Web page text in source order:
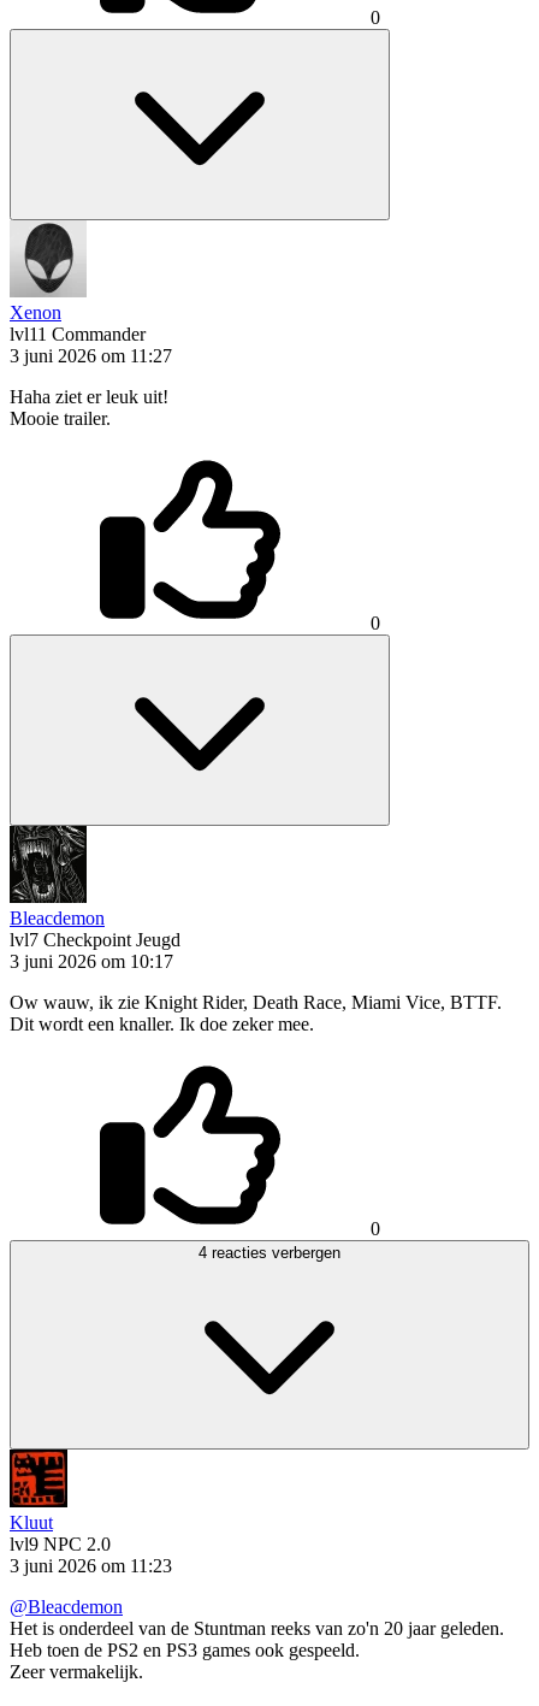
0
Xenon
lvl11 Commander
3 juni 2026 om 11:27
Haha ziet er leuk uit!
Mooie trailer.
0
Bleacdemon
lvl7 Checkpoint Jeugd
3 juni 2026 om 10:17
Ow wauw, ik zie Knight Rider, Death Race, Miami Vice, BTTF.
Dit wordt een knaller. Ik doe zeker mee.
0
4 reacties verbergen
Kluut
lvl9 NPC 2.0
3 juni 2026 om 11:23
@Bleacdemon
Het is onderdeel van de Stuntman reeks van zo'n 20 jaar geleden.
Heb toen de PS2 en PS3 games ook gespeeld.
Zeer vermakelijk.